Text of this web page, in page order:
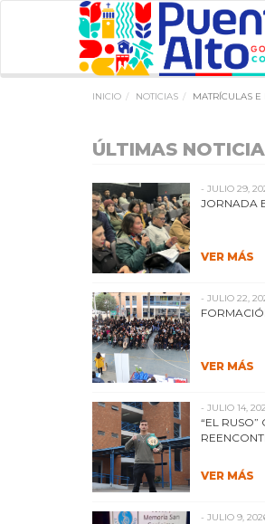
INICIO NOTICIAS MATRÍCULAS
ÚLTIMAS
- JULIO 29,
JORNADA
VER MÁS
- JULIO 22,
VER MÁS
- JULIO 14,
“EL RUSO”
VER MÁS
- JULIO 9,